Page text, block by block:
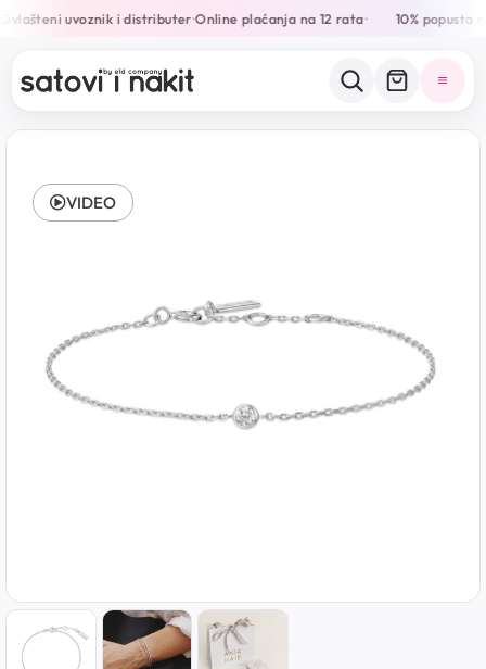
uvoznik i distributer•Online plaćanja na 12 rata• 10% popusta
VIDEO